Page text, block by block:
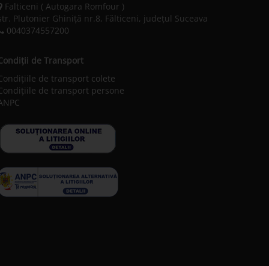
Falticeni ( Autogara Romfour )
Plutonier Ghiniţă nr.8, Fălticeni, judeţul Suceava
0040374557200
de Transport
de transport colete
de transport persone